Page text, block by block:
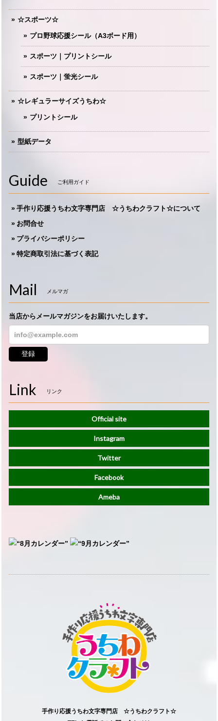
☆スポーツ☆
プロ野球応援シール（A3ボード用）
スポーツ｜プリントシール
スポーツ｜蛍光シール
☆レギュラーサイズうちわ☆
プリントシール
型紙データ
Guide ご利用ガイド
手作り応援うちわ文字専門店 ☆うちわクラフト☆について
お問合せ
プライバシーポリシー
特定商取引法に基づく表記
Mail メルマガ
当店からメールマガジンをお届けいたします。
登録
Link リンク
Official site
Instagram
Twitter
Facebook
Ameba
手作り応援うちわ文字専門店 ☆うちわクラフト☆